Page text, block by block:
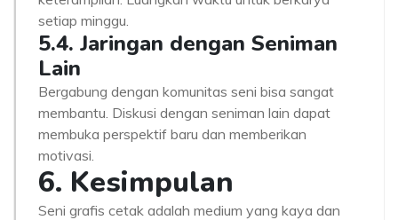
setiap minggu.
5.4. Jaringan dengan Seniman
Lain
Bergabung dengan komunitas seni bisa sangat
membantu. Diskusi dengan seniman lain dapat
membuka perspektif baru dan memberikan
motivasi.
6. Kesimpulan
Seni grafis cetak adalah medium yang kaya dan